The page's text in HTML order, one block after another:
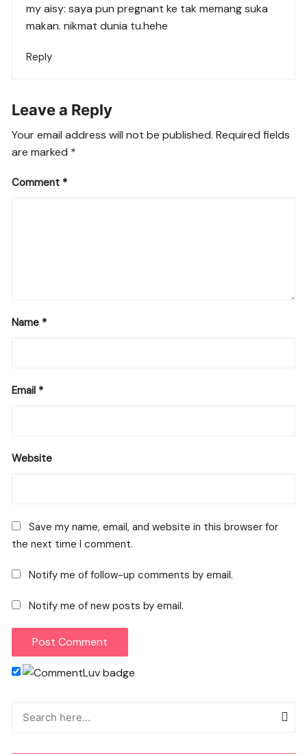
my aisy: saya pun pregnant ke tak memang suka
makan. nikmat dunia tu.hehe
Reply
Leave a Reply
Your email address will not be published. Required fields
are marked *
Comment *
Name *
Email *
Website
Save my name, email, and website in this browser for
the next time I comment.
Notify me of follow-up comments by email.
Notify me of new posts by email.